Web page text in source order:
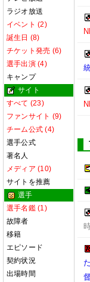
ラジオ放送
イベント (2)
誕生日 (8)
チケット発売 (6)
選手出演 (4)
キャンプ
サイト
すべて (23)
ファンサイト (9)
チーム公式 (4)
選手公式
著名人
メディア (10)
サイトを推薦
選手
選手名鑑 (1)
故障者
移籍
エピソード
契約状況
出場時間